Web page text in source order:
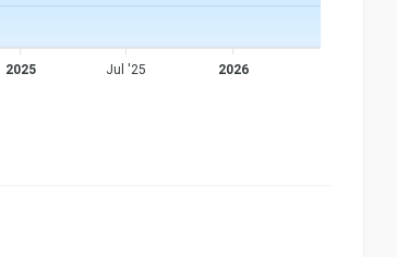
2025 Jul '25 2026